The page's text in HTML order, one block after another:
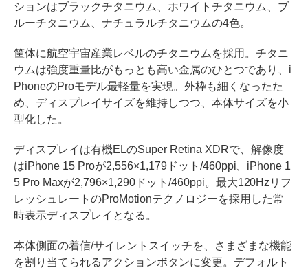
ションはブラックチタニウム、ホワイトチタニウム、ブ
ルーチタニウム、ナチュラルチタニウムの4色。
筐体に航空宇宙産業レベルのチタニウムを採用。チタニ
ウムは強度重量比がもっとも高い金属のひとつであり、i
PhoneのProモデル最軽量を実現。外枠も細くなったた
め、ディスプレイサイズを維持しつつ、本体サイズを小
型化した。
ディスプレイは有機ELのSuper Retina XDRで、解像度
はiPhone 15 Proが2,556×1,179ドット/460ppi、iPhone 1
5 Pro Maxが2,796×1,290ドット/460ppi。最大120Hzリフ
レッシュレートのProMotionテクノロジーを採用した常
時表示ディスプレイとなる。
本体側面の着信/サイレントスイッチを、さまざまな機能
を割り当てられるアクションボタンに変更。デフォルト